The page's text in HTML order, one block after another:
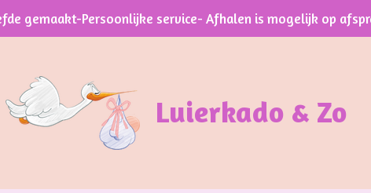
gemaakt-Persoonlijke service- Afhalen is mogelijk op
Luierkado & Zo